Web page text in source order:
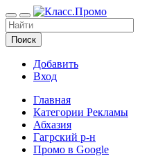
Поиск
Добавить
Вход
Главная
Категории Рекламы
Абхазия
Гагрский р-н
Промо в Google